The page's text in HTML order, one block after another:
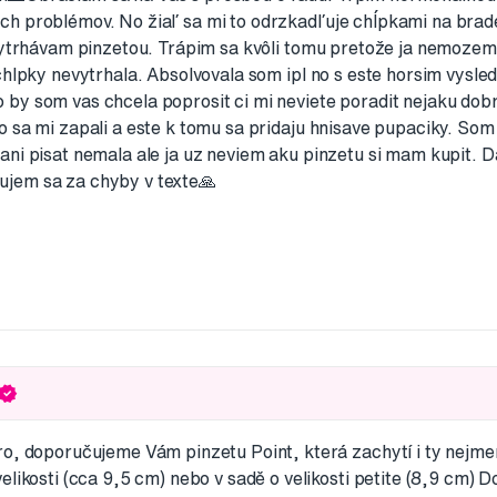
problémov. No žiaľ sa mi to odrzkadľuje chĺpkami na
pinzetou. Trápim sa kvôli tomu pretože ja
nevytrhala. Absolvovala som ipl no s este horsim
by som vas chcela poprosit ci mi neviete poradit nejaku
sa mi zapali a este k tomu sa pridaju hnisave pupaciky.
pisat nemala ale ja uz neviem aku pinzetu si mam kupit.
sa za chyby v texte🙏
doporučujeme Vám pinzetu Point, která zachytí i ty
(cca 9,5 cm) nebo v sadě o velikosti petite (8,9 cm)